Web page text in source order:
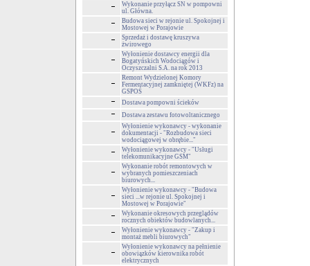
Wykonanie przyłącz SN w pompowni
ul. Główna.
Budowa sieci w rejonie ul. Spokojnej i
Mostowej w Porajowie
Sprzedaż i dostawę kruszywa
żwirowego
Wyłonienie dostawcy energii dla
Bogatyńskich Wodociągów i
Oczyszczalni S.A. na rok 2013
Remont Wydzielonej Komory
Fermentacyjnej zamkniętej (WKFz) na
GSPOŚ
Dostawa pompowni ścieków
Dostawa zestawu fotowoltanicznego
Wyłonienie wykonawcy - wykonanie
dokumentacji - "Rozbudowa sieci
wodociągowej w obrębie..."
Wyłonienie wykonawcy - "Usługi
telekomunikacyjne GSM"
Wykonanie robót remontowych w
wybranych pomieszczeniach
biurowych...
Wyłonienie wykonawcy - "Budowa
sieci ...w rejonie ul. Spokojnej i
Mostowej w Porajowie"
Wykonanie okresowych przeglądów
rocznych obiektów budowlanych...
Wyłonienie wykonawcy - "Zakup i
montaż mebli biurowych"
Wyłonienie wykonawcy na pełnienie
obowiązków kierownika robót
elektrycznych